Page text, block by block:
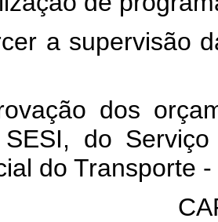
a supervisão
dos
do
do Transporte -